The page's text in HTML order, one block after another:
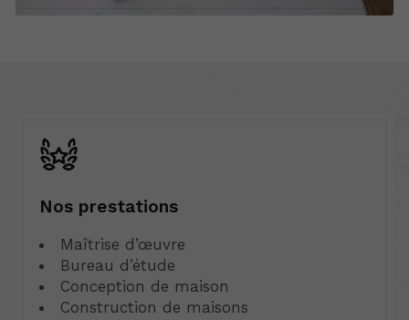
Nos prestations
Maîtrise d’œuvre
Bureau d’étude
Conception de maison
Construction de maisons